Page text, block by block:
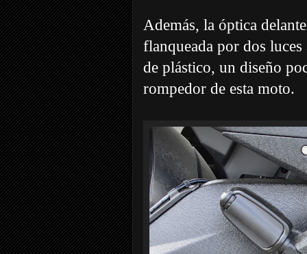
Además, la óptica
flanqueada por dos
de plástico, un diseño
rompedor de esta moto.